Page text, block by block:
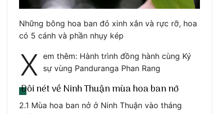
Những bông hoa ban đỏ xinh xắn và rực rỡ, hoa
có 5 cánh và phần nhụy kép
X em thêm: Hành trình đồng hành cùng Ký
sự vùng Panduranga Phan Rang
Đôi nét về Ninh Thuận mùa hoa ban nở
2.1 Mùa hoa ban nở ở Ninh Thuận vào tháng